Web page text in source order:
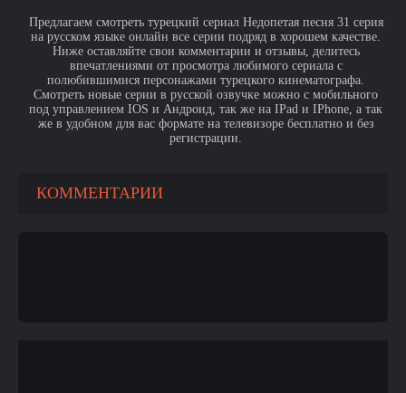
Предлагаем смотреть турецкий сериал Недопетая песня 31 серия
на русском языке онлайн все серии подряд в хорошем качестве.
Ниже оставляйте свои комментарии и отзывы, делитесь
впечатлениями от просмотра любимого сериала с
полюбившимися персонажами турецкого кинематографа.
Смотреть новые серии в русской озвучке можно с мобильного
под управлением IOS и Андроид, так же на IPad и IPhone, а так
же в удобном для вас формате на телевизоре бесплатно и без
регистрации.
КОММЕНТАРИИ